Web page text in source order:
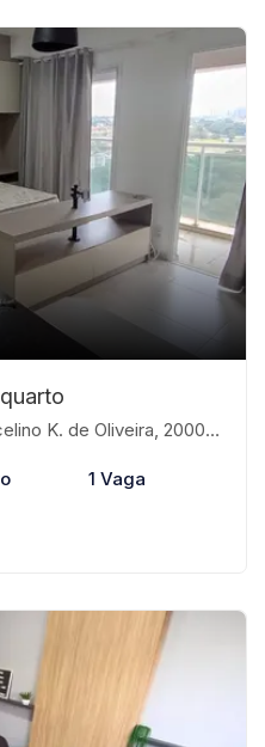
- Jardim Tarraf II, São José do Rio Preto-SP
1 Vaga